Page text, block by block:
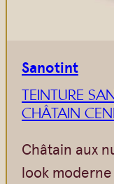
Sanotint
TEINTURE
CHÂTAIN
Châtain aux
look